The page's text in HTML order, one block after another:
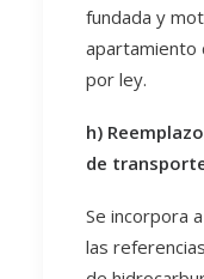
fundada y
apartamiento
por ley.
h)
de
Se incorpora
las